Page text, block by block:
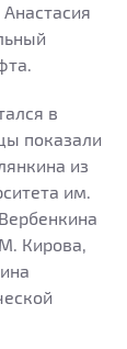
в
показали
из
им.
Кирова,